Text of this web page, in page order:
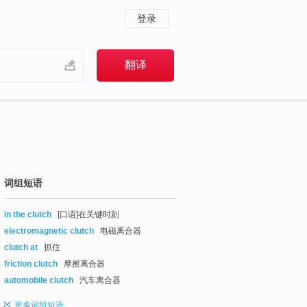
登录
词组短语
in the clutch
[口语]在关键时刻
electromagnetic clutch
电磁离合器
clutch at
抓住
friction clutch
摩擦离合器
automobile clutch
汽车离合器
更多词组短语